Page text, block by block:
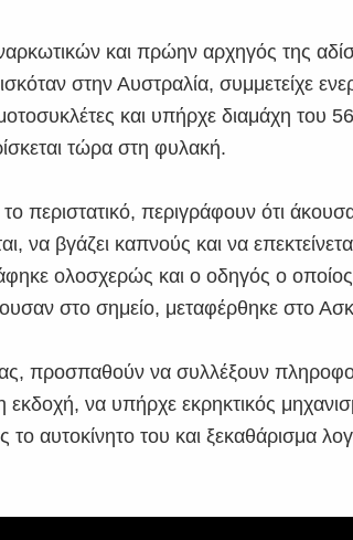
και πρώην αρχηγός της
στην Αυστραλία, συμμετείχε
και υπήρχε διαμάχη του
τώρα στη φυλακή.
περιστατικό, περιγράφουν ότι
να βγάζει καπνούς και να
ολοσχερώς και ο οδηγός ο
στο σημείο, μεταφέρθηκε στο
προσπαθούν να συλλέξουν
εκδοχή, να υπήρχε εκρηκτικός
αυτοκίνητο του και ξεκαθάρισμα